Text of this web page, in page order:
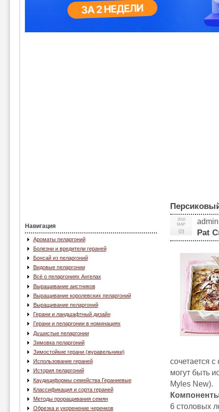
Навигация
Ароматы пеларгоний
Болезни и вредители гераней
Бонсай из пеларгоний
Видовые пеларгонии
Всё о пеларгониях Ангелах
Выращивание аистников
Выращивание королевских пеларгоний
Выращивание пеларгоний
Герани и ландшафтный дизайн
Герани и пеларгонии в номинациях
Душистые пеларгонии
Зимовка пеларгоний
Зимостойкие герани (журавельники)
Использование гераней
История пеларгоний
Каудициформы семейства Гераниевые
Классификация и сорта гераней
Методы проращивания семян
Обрезка и укоренение черенков
2010
МАР
03
admin
Pat
сочетается
могут быть
Myles New).
6 столовых